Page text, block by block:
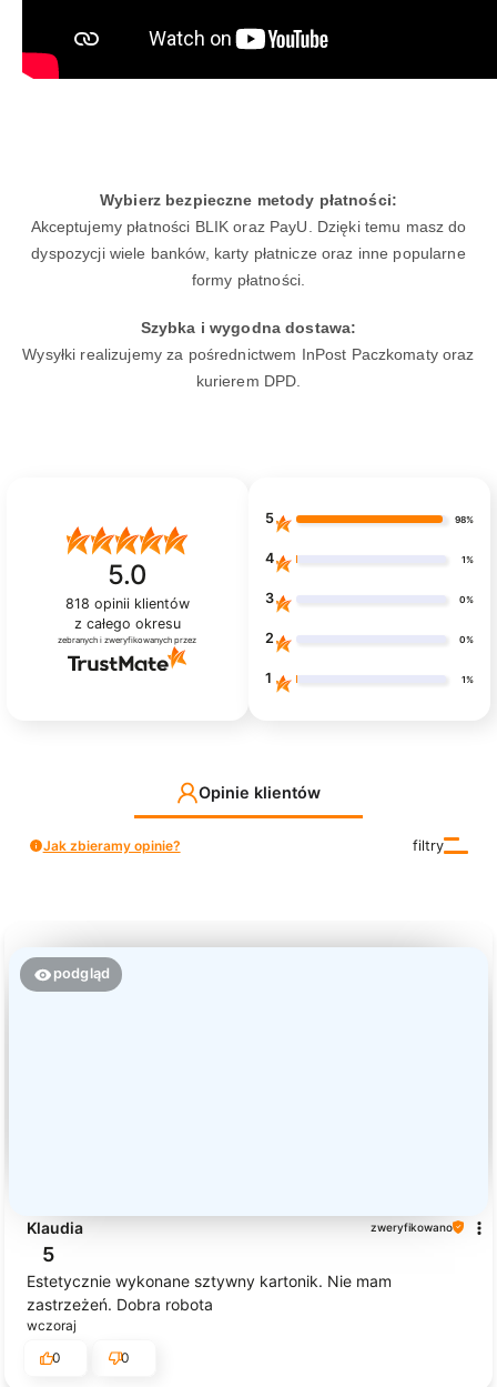
Wybierz bezpieczne metody płatności:
Akceptujemy płatności BLIK oraz PayU. Dzięki temu masz do
dyspozycji wiele banków, karty płatnicze oraz inne popularne
formy płatności.
Szybka i wygodna dostawa:
Wysyłki realizujemy za pośrednictwem InPost Paczkomaty oraz
kurierem DPD.
5.0
818 opinii klientów
z całego okresu
zebranych i zweryfikowanych przez
5 98%
4 1%
3 0%
2 0%
1 1%
Opinie klientów
filtry
Jak zbieramy opinie?
podgląd
Klaudia zweryfikowano
5
Estetycznie wykonane sztywny kartonik. Nie mam
zastrzeżeń. Dobra robota
wczoraj
0
0